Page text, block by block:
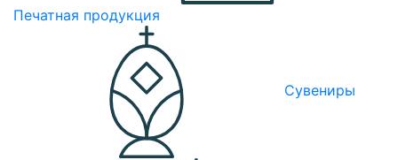
Печатная продукция
Сувениры